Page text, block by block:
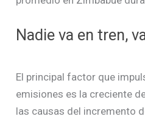
Nadie va en tren,
El principal factor que
emisiones es la creciente
las causas del incremento